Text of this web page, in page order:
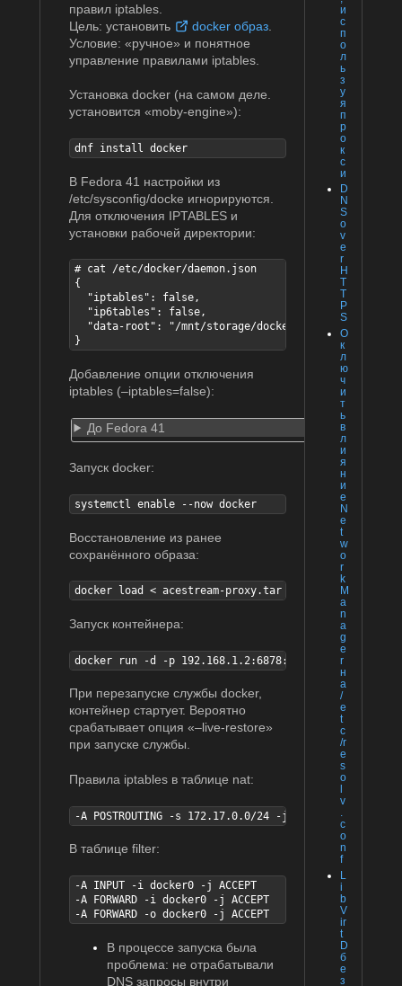
и
с
п
о
л
ь
з
у
я
п
р
о
к
с
и
D
N
S
o
v
e
r
H
T
T
P
S
О
к
л
ю
ч
и
т
ь
в
л
и
я
н
и
е
N
e
t
w
o
r
k
M
a
n
a
g
e
r
н
а
/
e
t
c
/r
e
s
o
v
.
c
o
n
f
L
i
b
V
ir
t
D
б
е
з
правил iptables.
Цель: установить
docker образ
Условие: «ручное» и понятное
управление правилами iptables.
Установка docker (на самом деле.
установится «moby-engine»):
dnf install docker
В Fedora 41 настройки из
/etc/sysconfig/docke игнорируются.
Для отключения IPTABLES и
установки рабочей директории:
# cat /etc/docker/daemon.json
{
  "iptables": false,
  "ip6tables": false,
  "data-root": "/mnt/storage/docker"
}
Добавление опции отключения
iptables (–iptables=false):
До Fedora 41
Запуск docker:
systemctl enable --now docker
Восстановление из ранее
сохранённого образа:
docker load < acestream-proxy.tar
Запуск контейнера:
docker run -d -p 192.168.1.2:6878:6878 -p
При перезапуске службы docker,
контейнер стартует. Вероятно
срабатывает опция «–live-restore»
при запуске службы.
Правила iptables в таблице nat:
-A POSTROUTING -s 172.17.0.0/24 -j MASQUERADE
В таблице filter:
-A INPUT -i docker0 -j ACCEPT
-A FORWARD -i docker0 -j ACCEPT
-A FORWARD -o docker0 -j ACCEPT
В процессе запуска была
проблема: не отрабатывали
DNS запросы внутри